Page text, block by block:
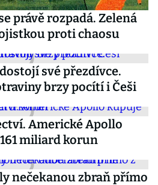
právě rozpadá. Zelená
proti chaosu
své přezdívce.
brzy pocítí i Češi
Americké Apollo
miliard korun
nečekanou zbraň přímo